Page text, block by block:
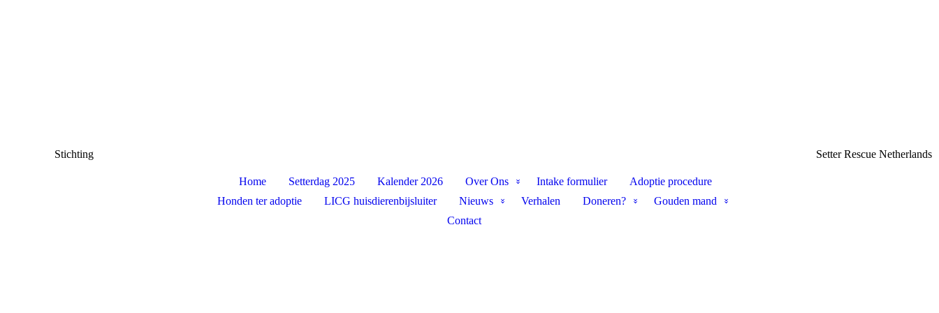
Stichting Setter Rescue Netherlands
Home Setterdag 2025 Kalender 2026 Over Ons Intake formulier
Adoptie procedure
Honden ter adoptie
LICG huisdierenbijsluiter Nieuws Verhalen Doneren?
Gouden mand
Contact